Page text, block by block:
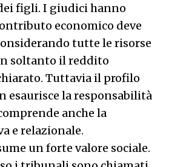
figli. I giudici hanno
economico deve
tutte le risorse
soltanto il reddito
Tuttavia il profilo
esaurisce la responsabilità
anche la
e relazionale.
un forte valore sociale.